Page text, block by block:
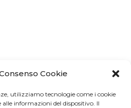
Cookie
utilizziamo tecnologie come i cookie
alle informazioni del dispositivo. Il